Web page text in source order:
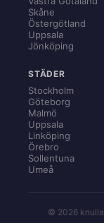
Skåne
Östergötland
Uppsala
Jönköping
STÄDER
Stockholm
Göteborg
Malmö
Uppsala
Linköping
Örebro
Sollentuna
Umeå
© 2026